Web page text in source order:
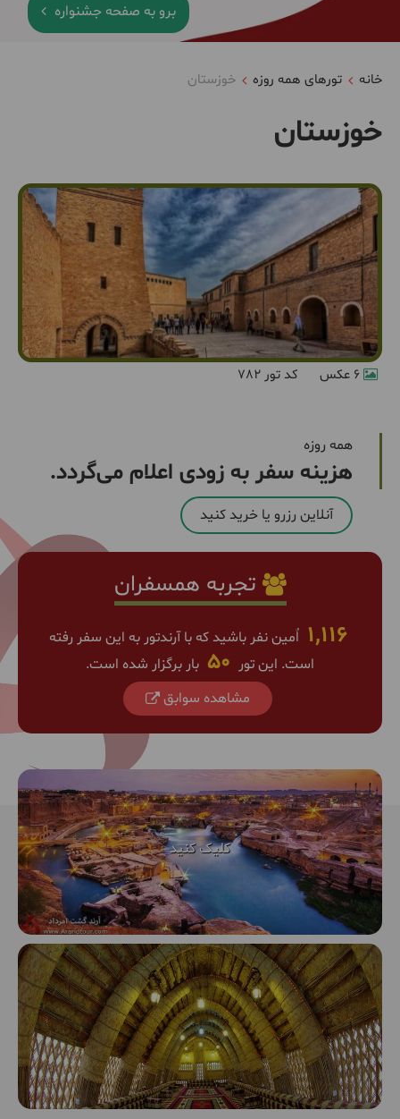
برو به صفحه جشنواره
خانه تورهای همه روزه خوزستان
خوزستان
کد تور 782
همه روزه
هزینه سفر به زودی اعلام می‌گردد.
آنلاین رزرو یا خرید کنید
تجربه همسفران
1,116 اٌمین نفر باشید که با آرندتور به این سفر رفته
است. این تور 50 بار برگزار شده است.
مشاهده سوابق